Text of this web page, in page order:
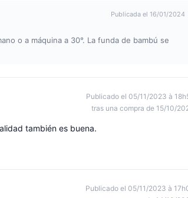
Publicada el 16/01/2024
o a máquina a 30°. La funda de bambú se
Publicado el 05/11/2023 à
tras una compra de 15/10/
también es buena.
Publicado el 05/11/2023 à